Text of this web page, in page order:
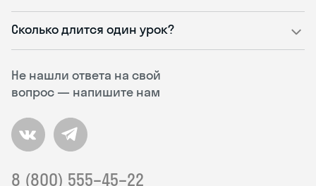
Не нашли ответа на свой
вопрос — напишите нам
8 (800) 555–45–22
Сколько длится один урок?